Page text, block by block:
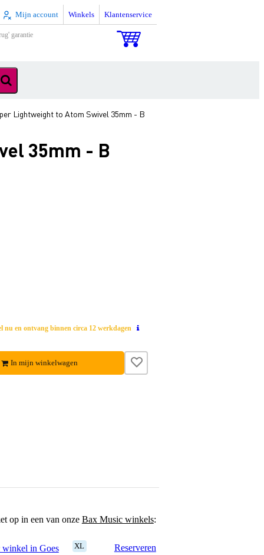
Mijn account Winkels Klantenservice
garantie
Lightweight to Atom Swivel 35mm - B
35mm - B
nu en ontvang binnen circa 12 werkdagen
In mijn winkelwagen
op in een van onze Bax Music winkels:
in Goes XL
Reserveren